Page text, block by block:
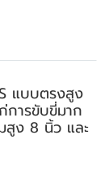
แบบตรงสูง
การขับขี่มาก
สูง 8 นิ้ว และ